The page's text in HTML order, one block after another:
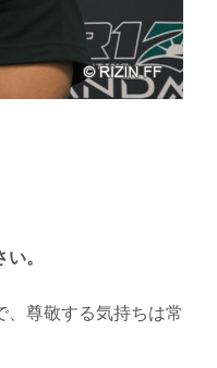
。
尊敬する気持ちは常